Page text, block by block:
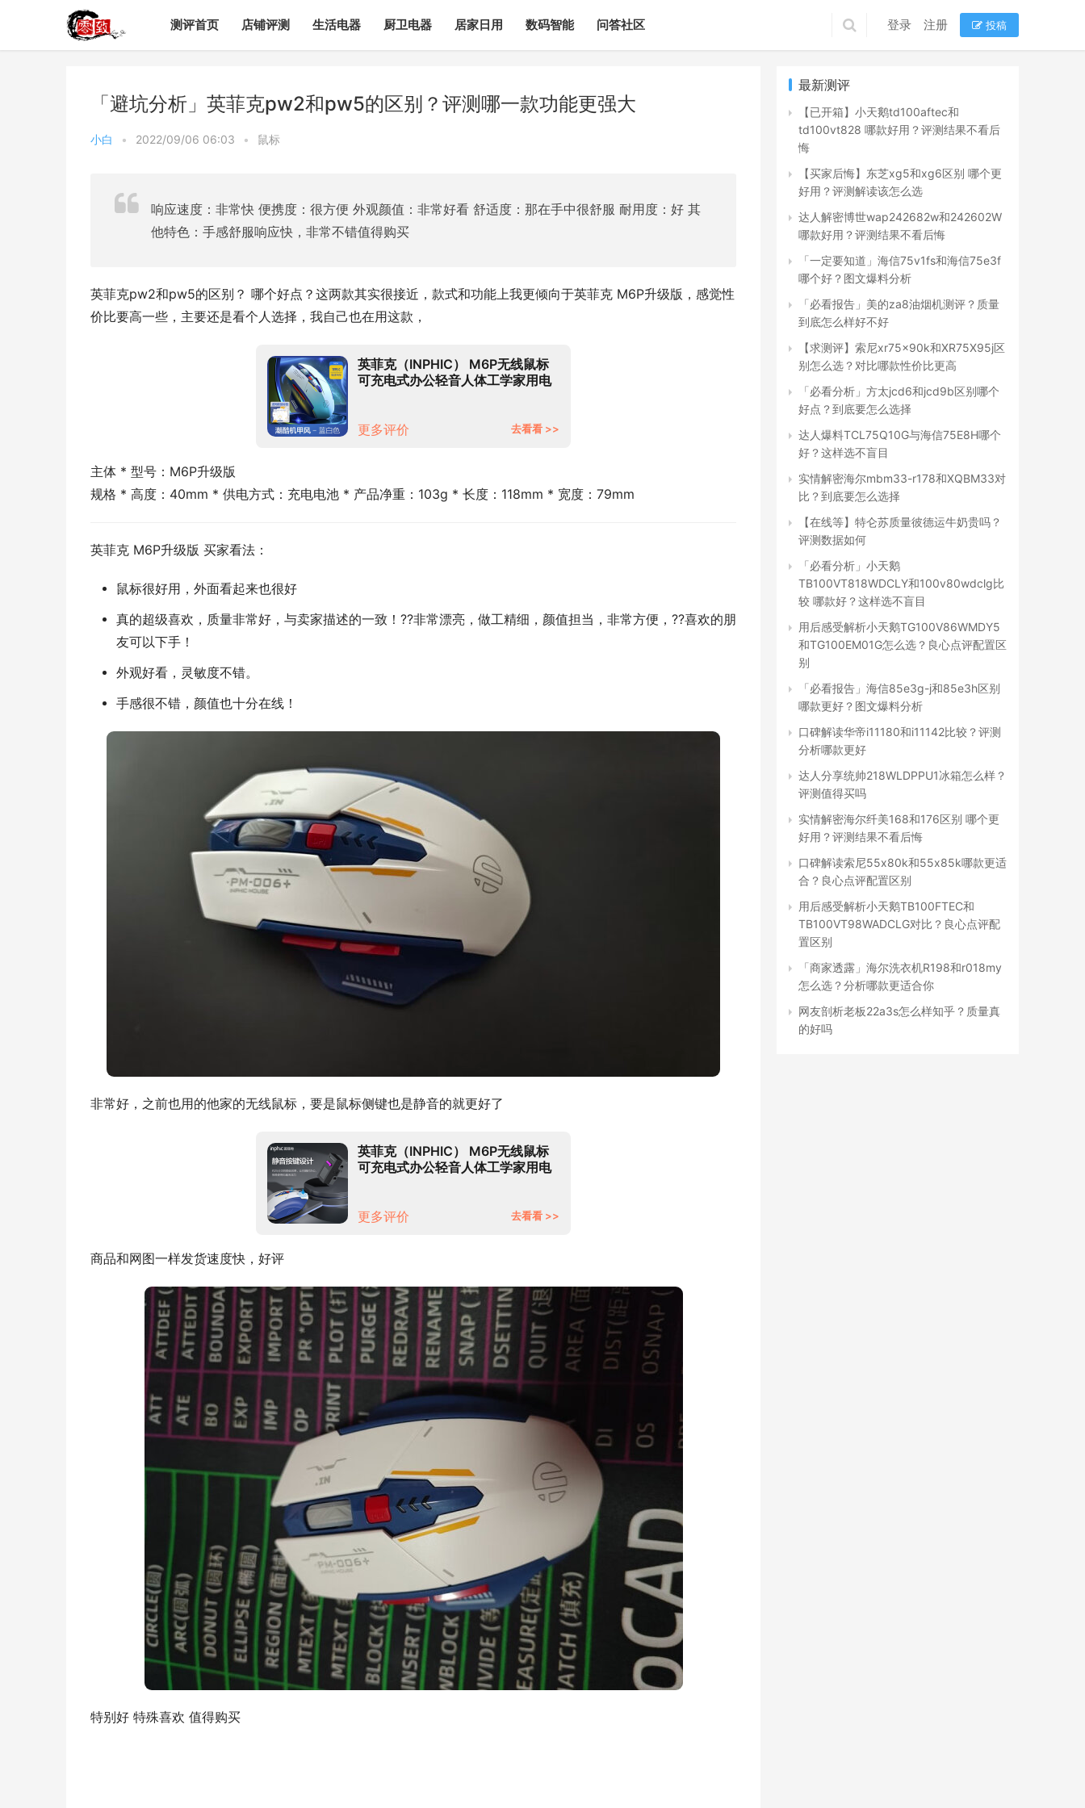
测评首页 店铺评测 生活电器 厨卫电器 居家日用 数码智能 问答社区 登录 注册 投稿
「避坑分析」英菲克pw2和pw5的区别？评测哪一款功能更强大
小白 • 2022/09/06 06:03 • 鼠标
响应速度：非常快 便携度：很方便 外观颜值：非常好看 舒适度：那在手中很舒服 耐用度：好 其
他特色：手感舒服响应快，非常不错值得购买
英菲克pw2和pw5的区别？ 哪个好点？这两款其实很接近，款式和功能上我更倾向于英菲克 M6P升级版，感觉性
价比要高一些，主要还是看个人选择，我自己也在用这款，
英菲克（INPHIC） M6P无线鼠标
可充电式办公轻音人体工学家用电
充电】
更多评价 去看看 >>
主体 * 型号：M6P升级版
规格 * 高度：40mm * 供电方式：充电电池 * 产品净重：103g * 长度：118mm * 宽度：79mm
英菲克 M6P升级版 买家看法：
鼠标很好用，外面看起来也很好
真的超级喜欢，质量非常好，与卖家描述的一致！??非常漂亮，做工精细，颜值担当，非常方便，??喜欢的朋
友可以下手！
外观好看，灵敏度不错。
手感很不错，颜值也十分在线！
非常好，之前也用的他家的无线鼠标，要是鼠标侧键也是静音的就更好了
英菲克（INPHIC） M6P无线鼠标
可充电式办公轻音人体工学家用电
充电】
更多评价 去看看 >>
商品和网图一样发货速度快，好评
特别好 特殊喜欢 值得购买
最新测评
【已开箱】小天鹅td100aftec和
td100vt828 哪款好用？评测结果不看后
悔
【买家后悔】东芝xg5和xg6区别 哪个更
好用？评测解读该怎么选
达人解密博世wap242682w和242602W
哪款好用？评测结果不看后悔
「一定要知道」海信75v1fs和海信75e3f
哪个好？图文爆料分析
「必看报告」美的za8油烟机测评？质量
到底怎么样好不好
【求测评】索尼xr75x90k和XR75X95j区
别怎么选？对比哪款性价比更高
「必看分析」方太jcd6和jcd9b区别哪个
好点？到底要怎么选择
达人爆料TCL75Q10G与海信75E8H哪个
好？这样选不盲目
实情解密海尔mbm33-r178和XQBM33对
比？到底要怎么选择
【在线等】特仑苏质量彼德运牛奶贵吗？
评测数据如何
「必看分析」小天鹅
TB100VT818WDCLY和100v80wdclg比
较 哪款好？这样选不盲目
用后感受解析小天鹅TG100V86WMDY5
和TG100EM01G怎么选？良心点评配置区
别
「必看报告」海信85e3g-j和85e3h区别
哪款更好？图文爆料分析
口碑解读华帝i11180和i11142比较？评测
分析哪款更好
达人分享统帅218WLDPPU1冰箱怎么样？
评测值得买吗
实情解密海尔纤美168和176区别 哪个更
好用？评测结果不看后悔
口碑解读索尼55x80k和55x85k哪款更适
合？良心点评配置区别
用后感受解析小天鹅TB100FTEC和
TB100VT98WADCLG对比？良心点评配
置区别
「商家透露」海尔洗衣机R198和r018my
怎么选？分析哪款更适合你
网友剖析老板22a3s怎么样知乎？质量真
的好吗